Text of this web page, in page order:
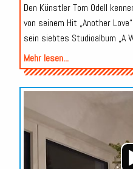
Den Künstler Tom Odell
von seinem Hit „Another
sein siebtes Studioalbum „A
Mehr lesen...